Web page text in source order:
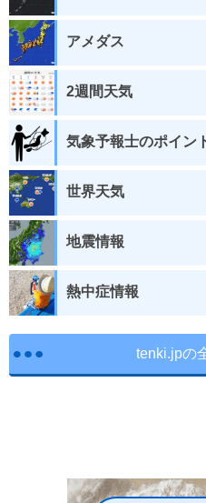
アメダス
2週間天気
気象予報士のポイン
世界天気
地震情報
熱中症情報
tenki.jpの